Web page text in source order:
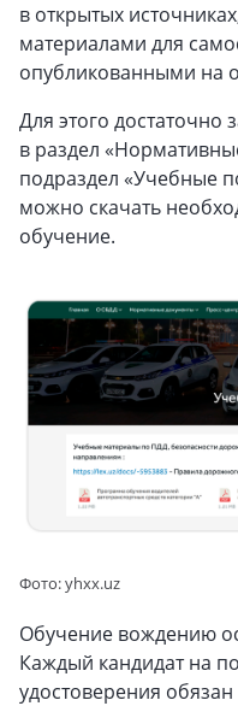
в открытых
материалами для
опубликованными на
Для этого достаточно
в раздел
подраздел «Учебные
можно скачать
обучение.
Фото: yhxx.uz
Обучение вождению
Каждый кандидат на
удостоверения